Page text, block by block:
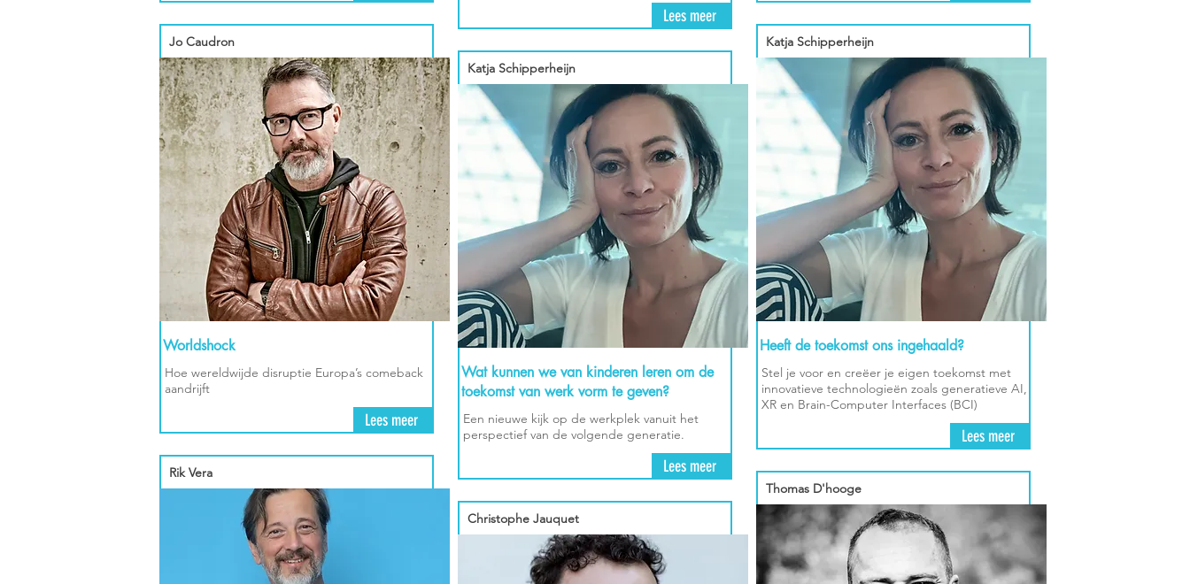
Jo Caudron
Worldshock
Hoe wereldwijde disruptie Europa’s comeback
aandrijft
Lees meer
Rik Vera
Lees meer
Katja Schipperheijn
Wat kunnen we van kinderen leren om de
toekomst van werk vorm te geven?
Een nieuwe kijk op de werkplek vanuit het
perspectief van de volgende generatie.
Lees meer
Christophe Jauquet
Katja Schipperheijn
Heeft de toekomst ons ingehaald?
Stel je voor en creëer je eigen toekomst met
innovatieve technologieën zoals generatieve AI,
XR en Brain-Computer Interfaces (BCI)
Lees meer
Thomas D'hooge